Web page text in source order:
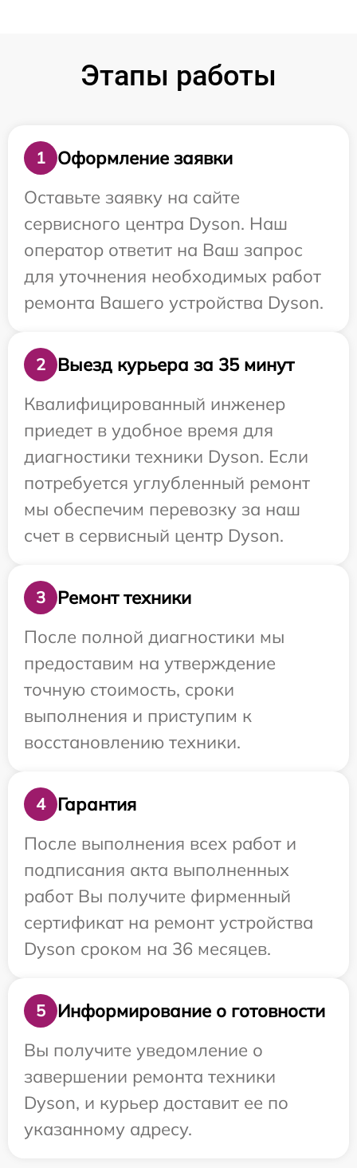
Этапы работы
1
Оформление заявки
Оставьте заявку на сайте
сервисного центра Dyson. Наш
оператор ответит на Ваш запрос
для уточнения необходимых работ
ремонта Вашего устройства Dyson.
2
Выезд курьера за 35 минут
Квалифицированный инженер
приедет в удобное время для
диагностики техники Dyson. Если
потребуется углубленный ремонт
мы обеспечим перевозку за наш
счет в сервисный центр Dyson.
3
Ремонт техники
После полной диагностики мы
предоставим на утверждение
точную стоимость, сроки
выполнения и приступим к
восстановлению техники.
4
Гарантия
После выполнения всех работ и
подписания акта выполненных
работ Вы получите фирменный
сертификат на ремонт устройства
Dyson сроком на 36 месяцев.
5
Информирование о готовности
Вы получите уведомление о
завершении ремонта техники
Dyson, и курьер доставит ее по
указанному адресу.